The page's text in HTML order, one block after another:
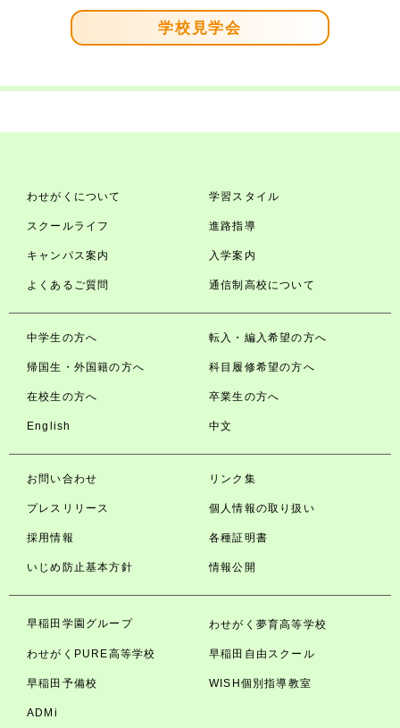
学校見学会
わせがくについて 学習スタイル
スクールライフ 進路指導
キャンパス案内 入学案内
よくあるご質問 通信制高校について
中学生の方へ 転入・編入希望の方へ
帰国生・外国籍の方へ 科目履修希望の方へ
在校生の方へ 卒業生の方へ
English 中文
お問い合わせ リンク集
プレスリリース 個人情報の取り扱い
採用情報 各種証明書
いじめ防止基本方針 情報公開
早稲田学園グループ わせがく夢育高等学校
わせがくPURE高等学校 早稲田自由スクール
早稲田予備校 WISH個別指導教室
ADMi